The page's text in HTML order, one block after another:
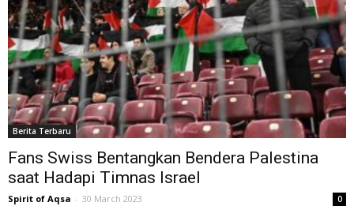
Berita Terbaru
Fans Swiss Bentangkan Bendera Palestina
saat Hadapi Timnas Israel
Spirit of Aqsa - 30 March 2023 0